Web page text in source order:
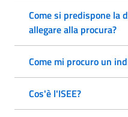
Come si predispone la
allegare alla procura?
Come mi procuro un
Cos'è l'ISEE?